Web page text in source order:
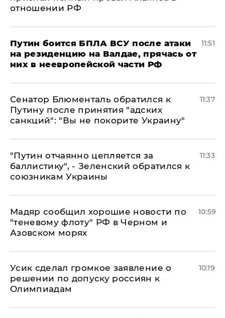
отношении РФ
Путин боится БПЛА ВСУ после атаки
на резиденцию на Валдае, прячась от
них в неевропейской части РФ
11:51
Сенатор Блюменталь обратился к
Путину после принятия "адских
санкций": "Вы не покорите Украину"
11:37
"Путин отчаянно цепляется за
баллистику", - Зеленский обратился к
союзникам Украины
11:33
Мадяр сообщил хорошие новости по
"теневому флоту" РФ в Черном и
Азовском морях
10:59
Усик сделал громкое заявление о
решении по допуску россиян к
Олимпиадам
10:19